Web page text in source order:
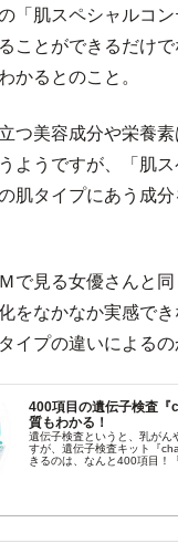
「肌スペシャルコ
ことができるだけ
かるとのこと。
つ美容成分や栄養
ようですが、「肌
肌タイプにあう成
で見る女優さんと
をなかなか実感で
イプの違いによるの
400項目の遺伝子検査『
質もわかる！
遺伝子検査というと、乳がん
すが、遺伝子検査キット『
きるのは、なんと400項目！